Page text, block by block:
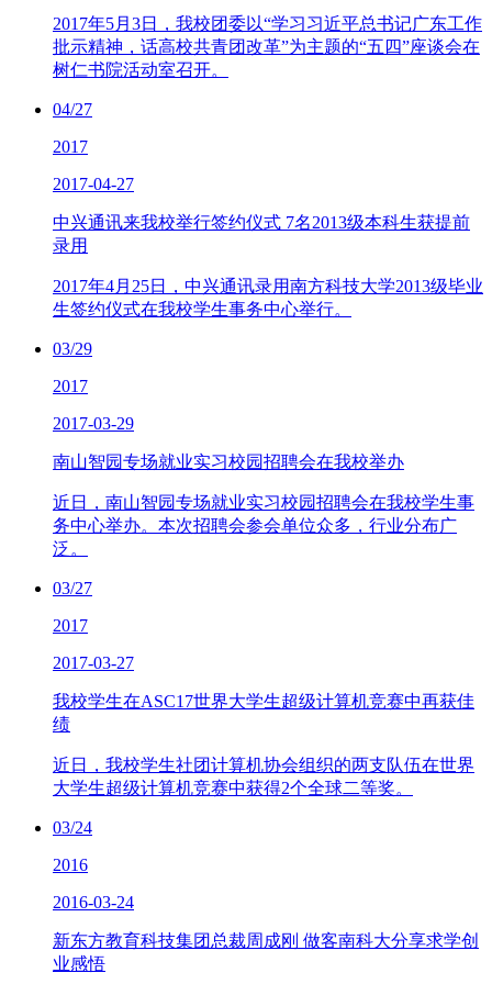
2017年5月3日，我校团委以“学习习近平总书记广东工作
批示精神，话高校共青团改革”为主题的“五四”座谈会在
树仁书院活动室召开。
04/27
2017
2017-04-27
中兴通讯来我校举行签约仪式 7名2013级本科生获提前
录用
2017年4月25日，中兴通讯录用南方科技大学2013级毕业
生签约仪式在我校学生事务中心举行。
03/29
2017
2017-03-29
南山智园专场就业实习校园招聘会在我校举办
近日，南山智园专场就业实习校园招聘会在我校学生事
务中心举办。本次招聘会参会单位众多，行业分布广
泛。
03/27
2017
2017-03-27
我校学生在ASC17世界大学生超级计算机竞赛中再获佳
绩
近日，我校学生社团计算机协会组织的两支队伍在世界
大学生超级计算机竞赛中获得2个全球二等奖。
03/24
2016
2016-03-24
新东方教育科技集团总裁周成刚 做客南科大分享求学创
业感悟